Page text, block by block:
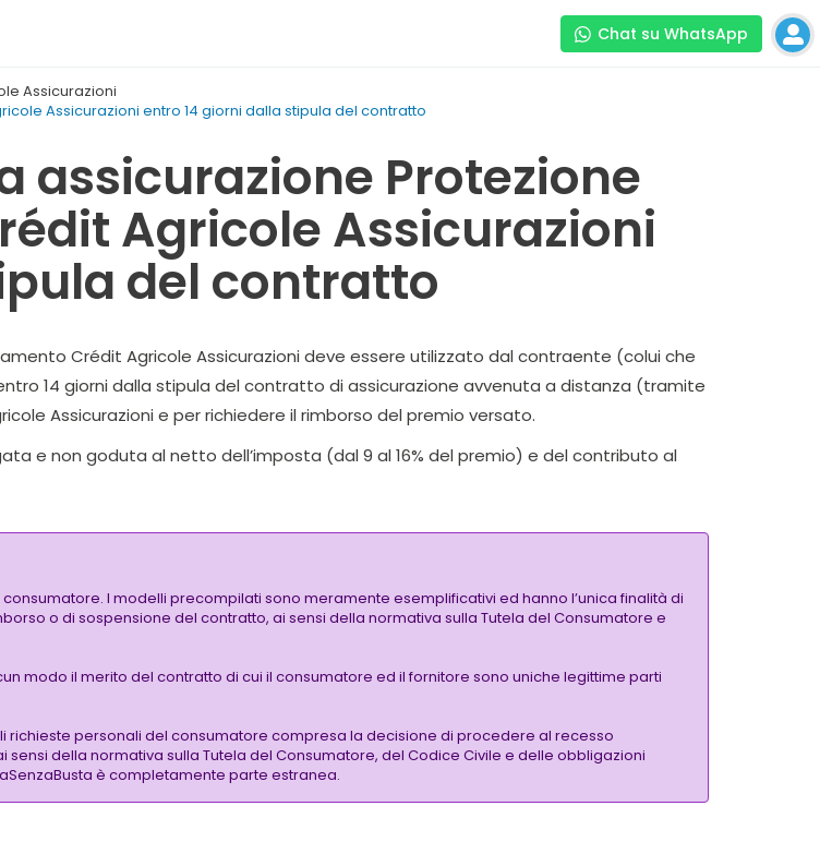
Chat su WhatsApp
Assicurazioni
Assicurazioni entro 14 giorni dalla stipula del contratto
assicurazione Protezione
Agricole Assicurazioni
del contratto
Crédit Agricole Assicurazioni deve essere utilizzato dal contraente (colui che
14 giorni dalla stipula del contratto di assicurazione avvenuta a distanza (tramite
Assicurazioni e per richiedere il rimborso del premio versato.
e non goduta al netto dell’imposta (dal 9 al 16% del premio) e del contributo al
I modelli precompilati sono meramente esemplificativi ed hanno l’unica finalità di
o di sospensione del contratto, ai sensi della normativa sulla Tutela del Consumatore e
modo il merito del contratto di cui il consumatore ed il fornitore sono uniche legittime parti
richieste personali del consumatore compresa la decisione di procedere al recesso
della normativa sulla Tutela del Consumatore, del Codice Civile e delle obbligazioni
è completamente parte estranea.